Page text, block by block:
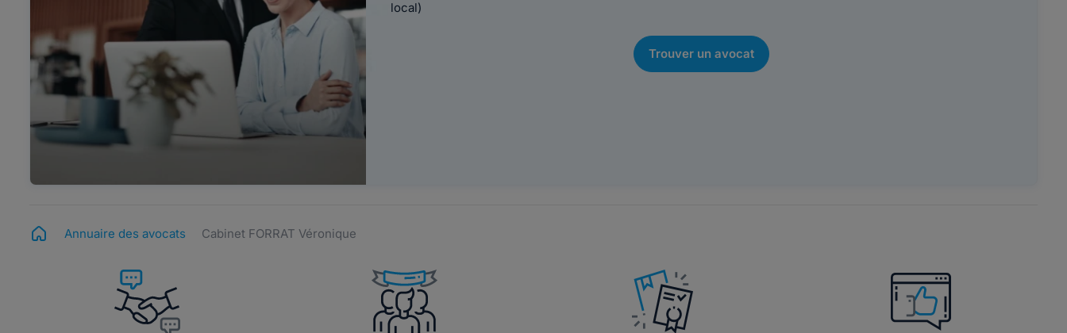
local)
Trouver un avocat
Annuaire des avocats Cabinet FORRAT Véronique